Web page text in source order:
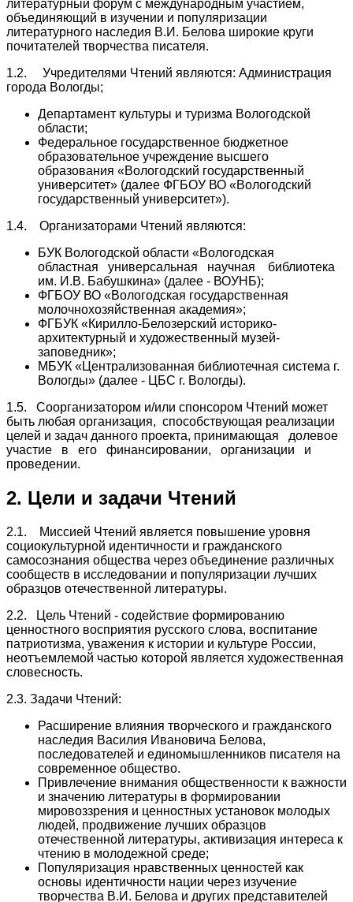
литературный форум с международным участием,
объединяющий в изучении и популяризации
литературного наследия В.И. Белова широкие круги
почитателей творчества писателя.
1.2. Учредителями Чтений являются: Администрация
города Вологды;
Департамент культуры и туризма Вологодской
области;
Федеральное государственное бюджетное
образовательное учреждение высшего
образования «Вологодский государственный
университет» (далее ФГБОУ ВО «Вологодский
государственный университет»).
1.4. Организаторами Чтений являются:
БУК Вологодской области «Вологодская
областная универсальная научная библиотека
им. И.В. Бабушкина» (далее - ВОУНБ);
ФГБОУ ВО «Вологодская государственная
молочнохозяйственная академия»;
ФГБУК «Кирилло-Белозерский историко-
архитектурный и художественный музей-
заповедник»;
МБУК «Централизованная библиотечная система г.
Вологды» (далее - ЦБС г. Вологды).
1.5. Соорганизатором и/или спонсором Чтений может
быть любая организация, способствующая реализации
целей и задач данного проекта, принимающая долевое
участие в его финансировании, организации и
проведении.
2. Цели и задачи Чтений
2.1. Миссией Чтений является повышение уровня
социокультурной идентичности и гражданского
самосознания общества через объединение различных
сообществ в исследовании и популяризации лучших
образцов отечественной литературы.
2.2. Цель Чтений - содействие формированию
ценностного восприятия русского слова, воспитание
патриотизма, уважения к истории и культуре России,
неотъемлемой частью которой является художественная
словесность.
2.3. Задачи Чтений:
Расширение влияния творческого и гражданского
наследия Василия Ивановича Белова,
последователей и единомышленников писателя на
современное общество.
Привлечение внимания общественности к важности
и значению литературы в формировании
мировоззрения и ценностных установок молодых
людей, продвижение лучших образцов
отечественной литературы, активизация интереса к
чтению в молодежной среде;
Популяризация нравственных ценностей как
основы идентичности нации через изучение
творчества В.И. Белова и других представителей